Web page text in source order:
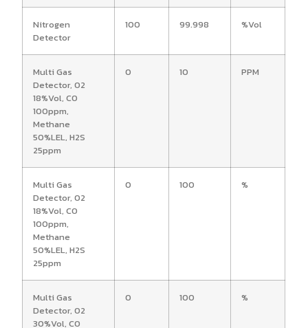
Nitrogen
Detector
100 99.998 %Vol
Multi Gas
Detector, O2
18%Vol, CO
100ppm,
Methane
50%LEL, H2S
25ppm
0 10 PPM
Multi Gas
Detector, O2
18%Vol, CO
100ppm,
Methane
50%LEL, H2S
25ppm
0 100 %
Multi Gas
Detector, O2
30%Vol, CO
0 100 %